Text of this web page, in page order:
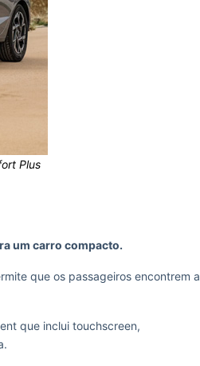
Plus
um carro compacto.
que os passageiros encontrem a
que inclui touchscreen,